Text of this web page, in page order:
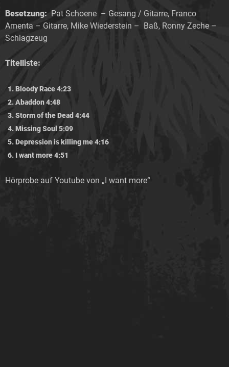
Besetzung: Pat Schoene – Gesang / Gitarre, Franco
Amenta – Gitarre, Mike Wiederstein – Baß, Ronny Zeche –
Schlagzeug
Titelliste:
Bloody Race 4:23
Abaddon 4:48
Storm of the Dead 4:44
Missing Soul 5:09
Depression is killing me 4:16
I want more 4:51
Hörprobe auf Youtube von „I want more“